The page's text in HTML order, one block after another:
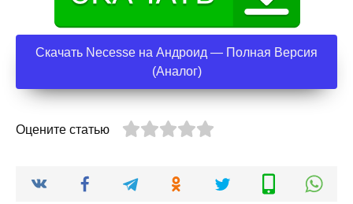
Скачать Necesse на Андроид — Полная Версия
(Аналог)
Оцените статью